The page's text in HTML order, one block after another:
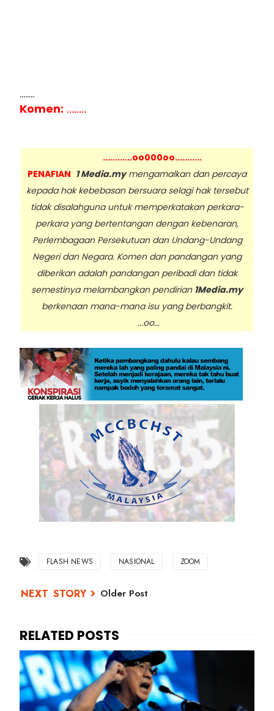
........
Komen: ........
............oo000oo...........
PENAFIAN 1 Media.mymengamalkan dan percaya
kepada hak kebebasan bersuara selagi hak tersebut
tidak disalahguna untuk memperkatakan perkara-
perkara yang bertentangan dengan kebenaran,
Perlembagaan Persekutuan dan Undang-Undang
Negeri dan Negara. Komen dan pandangan yang
diberikan adalah pandangan peribadi dan tidak
semestinya melambangkan pendirian 1Media.my
berkenaan mana-mana isu yang berbangkit.
...oo...
FLASH NEWS NASIONAL ZOOM
Older Post